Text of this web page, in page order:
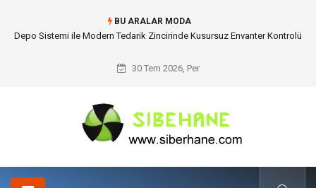
BU ARALAR MODA
Akrilik Boyama Seti ile Evinizde Dijitalden Uzak Bir Deşarj Alanı Tasarlayın
30 Tem 2026, Per